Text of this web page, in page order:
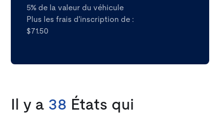
5% de la valeur du véhicule
Plus les frais d'inscription de :
$71.50
Il y a 38 États qui